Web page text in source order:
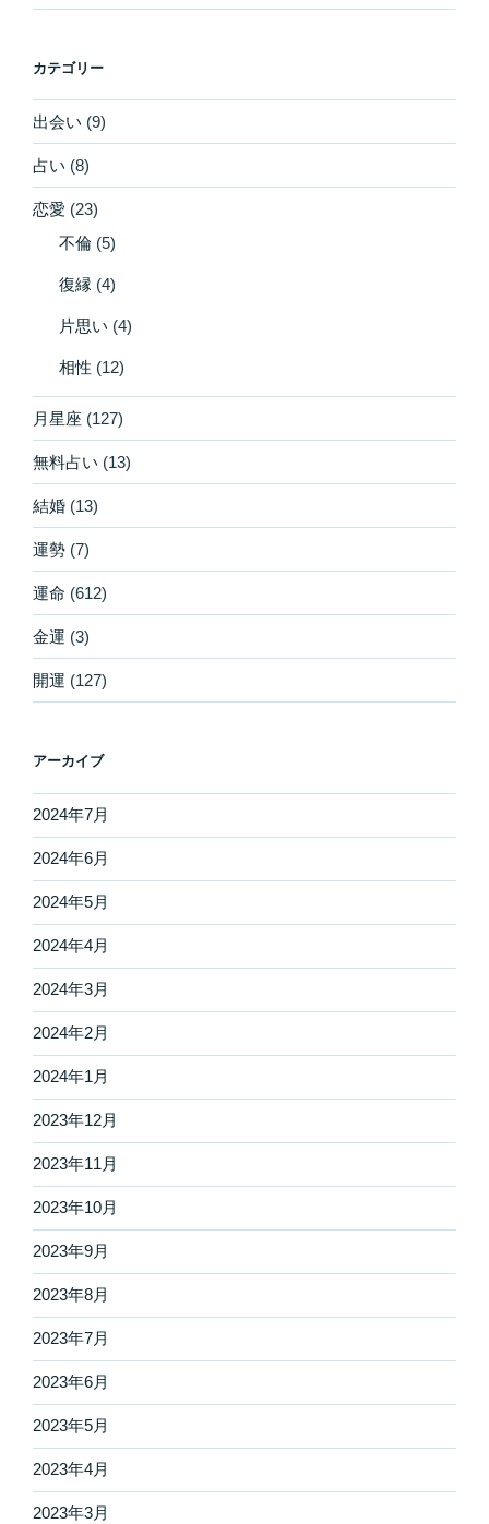
カテゴリー
出会い (9)
占い (8)
恋愛 (23)
不倫 (5)
復縁 (4)
片思い (4)
相性 (12)
月星座 (127)
無料占い (13)
結婚 (13)
運勢 (7)
運命 (612)
金運 (3)
開運 (127)
アーカイブ
2024年7月
2024年6月
2024年5月
2024年4月
2024年3月
2024年2月
2024年1月
2023年12月
2023年11月
2023年10月
2023年9月
2023年8月
2023年7月
2023年6月
2023年5月
2023年4月
2023年3月